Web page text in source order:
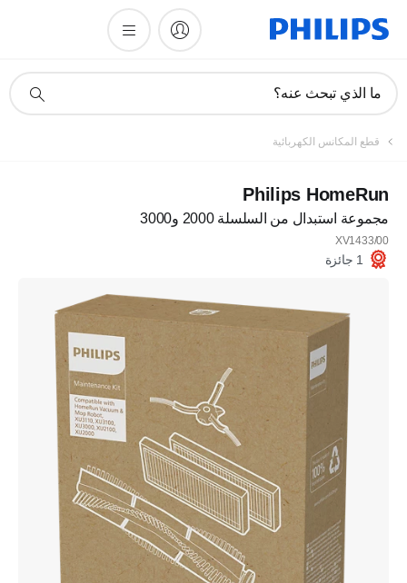
دعم
ما الذي تبحث عنه؟
قطع المكانس الكهربائية
Philips HomeRun
مجموعة استبدال من السلسلة 2000 و3000
XV1433/00
1 جائزة